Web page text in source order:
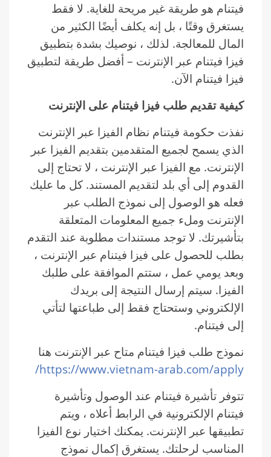
فيتنام هو طريقة غير مريحة للغاية. لا فقط
يستغرق وقتًا ، بل إنه يكلف أيضًا الكثير من
المال للمعالجة. لذلك ، نوصيك بشدة بتطبيق
فيزا فيتنام عبر الإنترنت – أفضل طريقة لتطبيق
فيزا فيتنام الآن.
كيفية تقديم طلب فيزا فيتنام على الإنترنت
نفذت حكومة فيتنام نظام الفيزا عبر الإنترنت
الذي يسمح لجميع المتقدمين بتقديم الفيزا عبر
الإنترنت. مع الفيزا عبر الإنترنت ، لا تحتاج إلى
القدوم إلى أي بلد لتقديم المستند. كل ما عليك
فعله هو الوصول إلى نموذج الطلب عبر
الإنترنت وملء جميع المعلومات المتعلقة
بتأشيرتك. لا توجد مستندات مطلوبة عند التقدم
بطلب للحصول على فيزا فيتنام عبر الإنترنت ،
وبعد يومي عمل ، ستتم الموافقة على طلبك
الفيزا. سيتم إرسال النتيجة إلى بريدك
الإلكتروني وستحتاج فقط إلى طباعتها لتأتي
إلى فيتنام.
نموذج طلب فيزا فيتنام متاح عبر الإنترنت هنا
https://www.vietnam-arab.com/apply/
تتوفر تأشيرة فيتنام عند الوصول وتأشيرة
فيتنام الإلكترونية في الرابط أعلاه ، ويتم
تطبيقها عبر الإنترنت. يمكنك اختيار نوع الفيزا
المناسب لرحلتك. يستغرق إكمال نموذج